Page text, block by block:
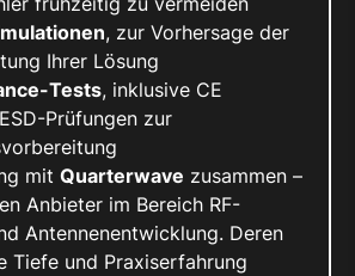
, zur Vorhersage der
Ihrer Lösung
Tests, inklusive CE
Prüfungen zur
mit Quarterwave zusammen –
Anbieter im Bereich RF-
Antennenentwicklung. Deren
Tiefe und Praxiserfahrung